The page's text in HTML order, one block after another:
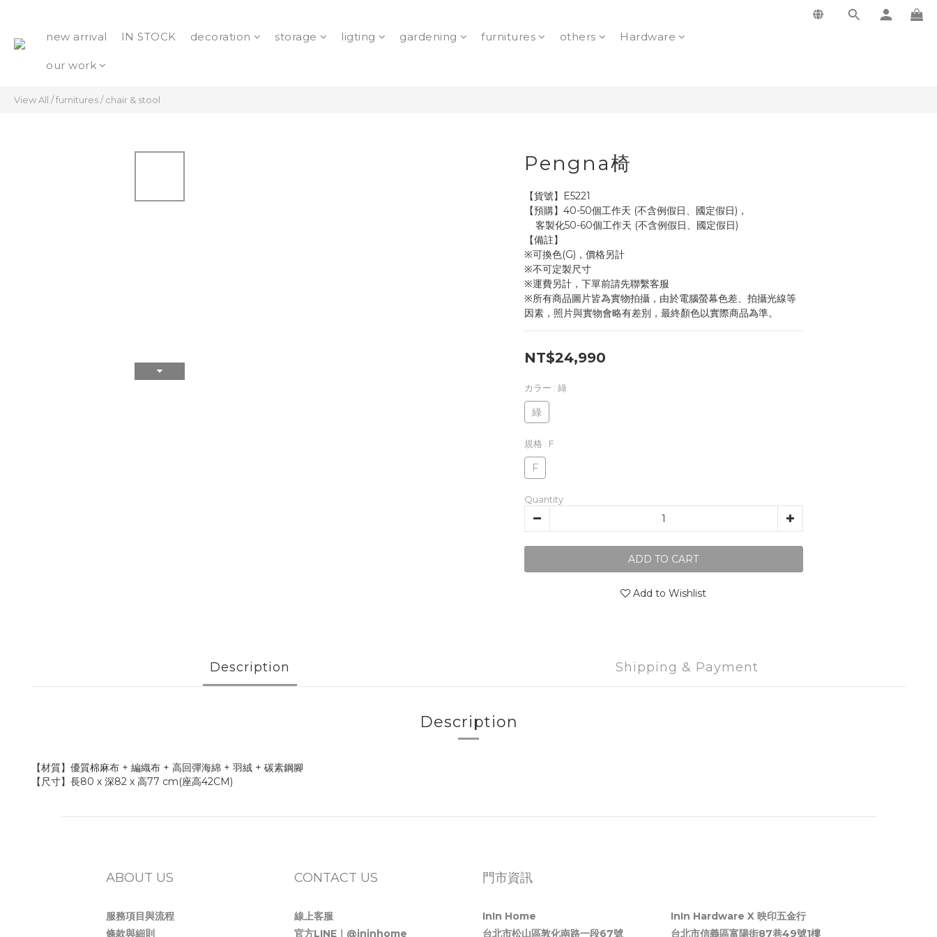
new arrival IN STOCK decoration storage ligting gardening furnitures others Hardware
our work
View All /furnitures/chair & stool
Pengna椅
【貨號】E5221
【預購】40-50個工作天 (不含例假日、國定假日)，
    客製化50-60個工作天 (不含例假日、國定假日)
【備註】
※可換色(G)，價格另計
※不可定製尺寸
※運費另計，下單前請先聯繫客服
※所有商品圖片皆為實物拍攝，由於電腦螢幕色差、拍攝光線等
因素，照片與實物會略有差別，最終顏色以實際商品為準。
NT$24,990
カラー : 綠
綠
規格 : F
F
Quantity
ADD TO CART
Add to Wishlist
Description Shipping & Payment
Description
【材質】優質棉麻布 + 編織布 + 高回彈海綿 + 羽絨 + 碳素鋼腳
【尺寸】長80 x 深82 x 高77 cm(座高42CM)
ABOUT US
服務項目與流程
條款與細則
CONTACT US
線上客服
官方LINE｜@ininhome
門市資訊
InIn Home
台北市松山區敦化南路一段67號
InIn Hardware X 映印五金行
台北市信義區富陽街87巷49號1樓